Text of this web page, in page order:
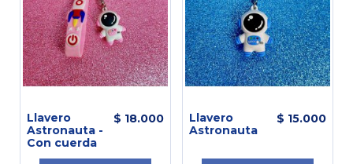
Llavero
Astronauta -
Con cuerda
$ 18.000
Llavero
Astronauta
$ 15.000